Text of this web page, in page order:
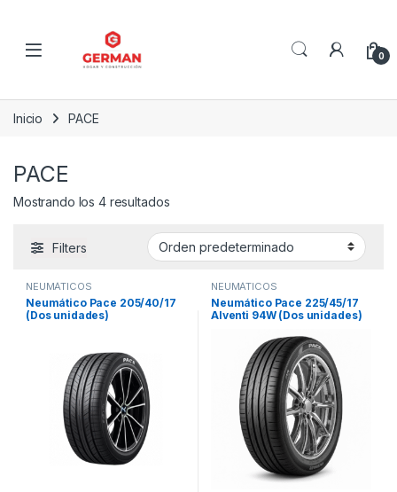
0
Inicio PACE
PACE
Mostrando los 4 resultados
Filters
NEUMÁTICOS
Neumático Pace 205/40/17
(Dos unidades)
NEUMÁTICOS
Neumático Pace 225/45/17
Alventi 94W (Dos unidades)